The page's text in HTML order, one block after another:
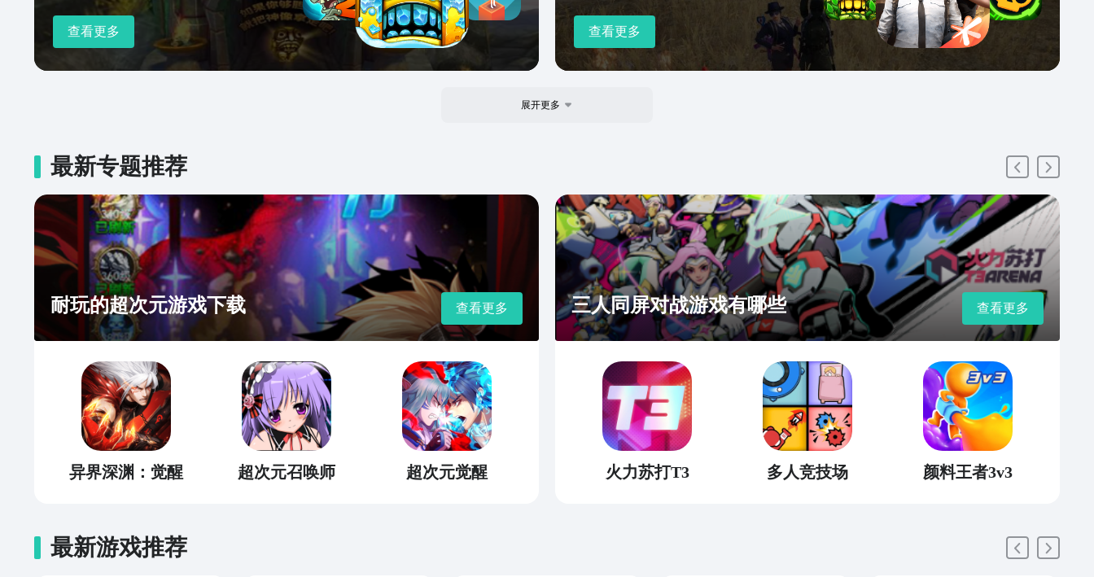
查看更多 查看更多
展开更多
最新专题推荐
耐玩的超次元游戏下载 查看更多
异界深渊：觉醒 超次元召唤师 超次元觉醒
三人同屏对战游戏有哪些 查看更多
火力苏打T3 多人竞技场 颜料王者3v3
最新游戏推荐